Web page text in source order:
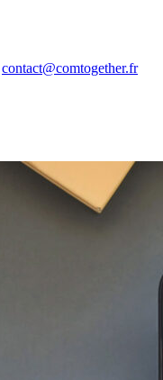
contact@comtogether.fr